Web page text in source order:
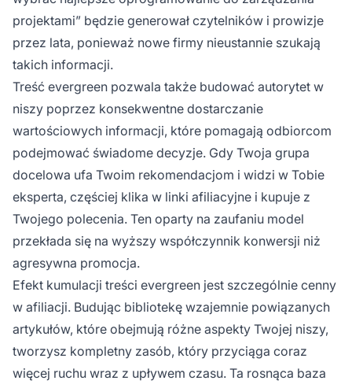
projektami” będzie generował czytelników i prowizje
przez lata, ponieważ nowe firmy nieustannie szukają
takich informacji.
Treść evergreen pozwala także budować autorytet w
niszy poprzez konsekwentne dostarczanie
wartościowych informacji, które pomagają odbiorcom
podejmować świadome decyzje. Gdy Twoja grupa
docelowa ufa Twoim rekomendacjom i widzi w Tobie
eksperta, częściej klika w linki afiliacyjne i kupuje z
Twojego polecenia. Ten oparty na zaufaniu model
przekłada się na wyższy współczynnik konwersji niż
agresywna promocja.
Efekt kumulacji treści evergreen jest szczególnie cenny
w afiliacji. Budując bibliotekę wzajemnie powiązanych
artykułów, które obejmują różne aspekty Twojej niszy,
tworzysz kompletny zasób, który przyciąga coraz
więcej ruchu wraz z upływem czasu. Ta rosnąca baza